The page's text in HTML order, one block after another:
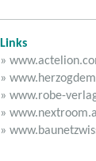
Links
»
»
» www.robe-
»
»